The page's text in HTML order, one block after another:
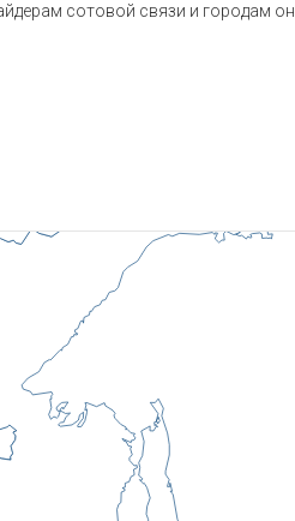
сотовой связи и городам он